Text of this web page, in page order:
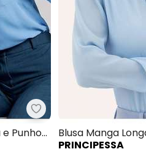
Laço Bordô Tamires
Principessa - Blusa
Punho
Blusa Manga
PRINCIPESSA